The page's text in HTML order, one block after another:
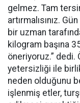
gelmez. Tam
artırmalısınız.
bir uzman
kilogram başına
öneriyoruz.” dedi.
yetersizliği ile
neden olduğunu
işlenmiş etler,